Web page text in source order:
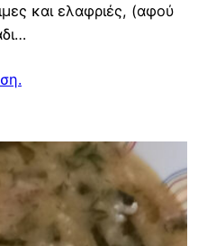
και ελαφριές, (αφού